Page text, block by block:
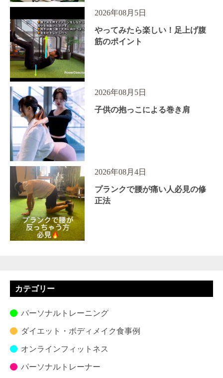
2026年08月5日
やってみたら楽しい！足上げ腹
筋のポイント
2026年08月5日
子供の抱っこによる巻き肩
2026年08月4日
プランクで腰が痛い人必見の修
正法
カテゴリー
パーソナルトレーニング
ダイエット・ボディメイク食事例
オンラインフィットネス
パーソナルトレーナー